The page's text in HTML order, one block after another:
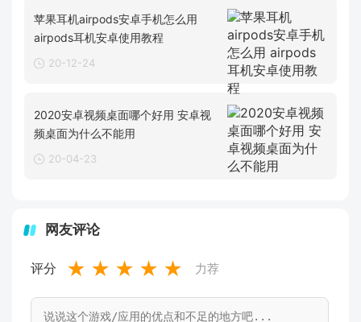
苹果耳机airpods安卓手机怎么用
airpods耳机安卓使用教程
20-12-24
2020安卓视频桌面哪个好用 安卓视
频桌面为什么不能用
20-04-23
网友评论
评分 ★ ★ ★ ★ ★ 力荐